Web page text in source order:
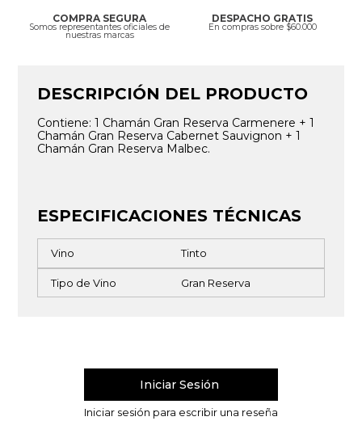
COMPRA SEGURA
Somos representantes oficiales de
nuestras marcas
DESPACHO GRATIS
En compras sobre $60.000
DESCRIPCIÓN DEL PRODUCTO
Contiene: 1 Chamán Gran Reserva Carmenere + 1
Chamán Gran Reserva Cabernet Sauvignon + 1
Chamán Gran Reserva Malbec.
ESPECIFICACIONES TÉCNICAS
Vino Tinto
Tipo de Vino Gran Reserva